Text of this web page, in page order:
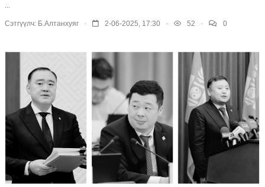
Сэтгүүлч: Б.Алтанхуяг . 2-06-2025, 17:30 . 52 . 0